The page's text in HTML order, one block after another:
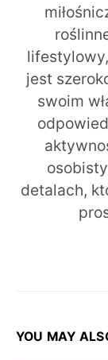
jest
swoim
detalach,
YOU MAY